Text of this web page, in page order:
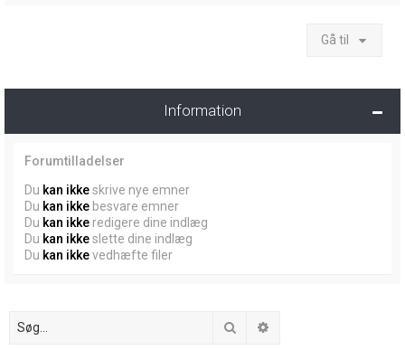
Gå til
Information
Forumtilladelser
Du kan ikkeskrive nye emner
Du kan ikke besvare emner
Du kan ikke redigere dine indlæg
Du kan ikkeslette dine indlæg
Du kan ikkevedhæfte filer
Søg